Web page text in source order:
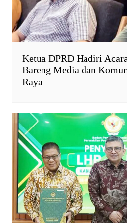
Ketua DPRD Hadiri
Bareng Media dan
Raya